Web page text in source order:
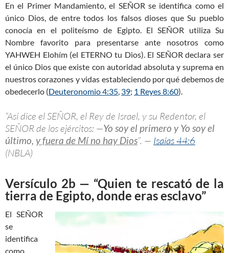
En el Primer Mandamiento, el SEÑOR se identifica como el
único Dios, de entre todos los falsos dioses que Su pueblo
conocía en el politeísmo de Egipto. El SEÑOR utiliza Su
Nombre favorito para presentarse ante nosotros como
YAHWEH Elohím (el ETERNO tu Dios). El SEÑOR declara ser
el único Dios que existe con autoridad absoluta y suprema en
nuestros corazones y vidas estableciendo por qué debemos de
obedecerlo (Deuteronomio 4:35, 39; 1 Reyes 8:60).
“Así dice el SEÑOR, el Rey de Israel, y su Redentor, el
SEÑOR de los ejércitos: —Yo soy el primero y Yo soy el
último, y fuera de Mí no hay Dios”. — Isaías 44:6
(NBLA)
Versículo 2b — “Quien te rescató de la
tierra de Egipto, donde eras esclavo”
El SEÑOR
se
identifica
como